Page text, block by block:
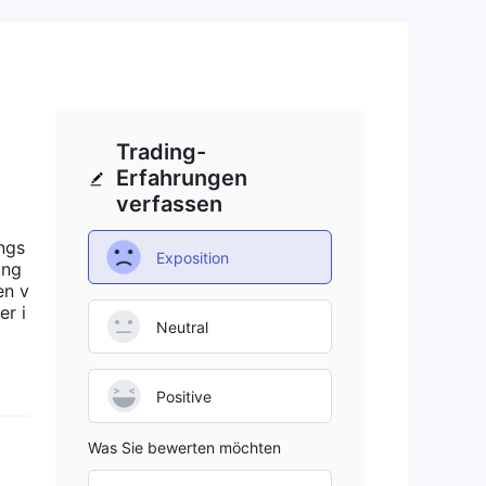
v
i
Trading-
Erfahrungen
verfassen
Exposition
Neutral
Positive
Was Sie bewerten möchten